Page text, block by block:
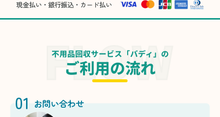
現金払い・銀行振込・カード払い
不用品回収サービス「バディ」の
ご利用の流れ
01 お問い合わせ